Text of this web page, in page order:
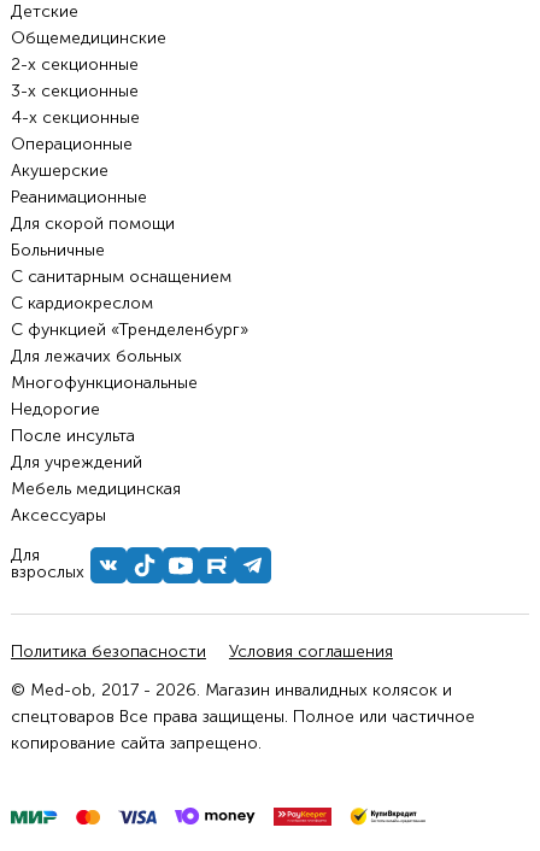
Детские
Общемедицинские
2-х секционные
3-х секционные
4-х секционные
Операционные
Акушерские
Реанимационные
Для скорой помощи
Больничные
С санитарным оснащением
С кардиокреслом
С функцией «Тренделенбург»
Для лежачих больных
Многофункциональные
Недорогие
После инсульта
Для учреждений
Мебель медицинская
Аксессуары
Для
взрослых
Политика безопасности
Условия соглашения
© Med-ob, 2017 - 2026. Магазин инвалидных колясок и
спецтоваров Все права защищены. Полное или частичное
копирование сайта запрещено.